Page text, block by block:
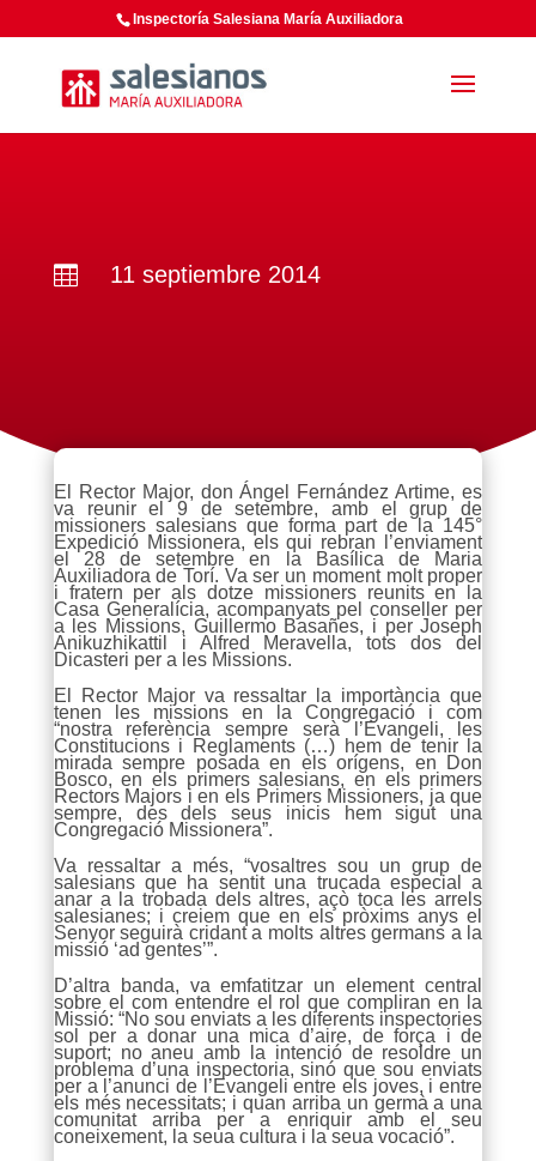
Inspectoría Salesiana María Auxiliadora
 11 septiembre 2014
El Rector Major, don Ángel Fernández Artime, es
va reunir el 9 de setembre, amb el grup de
missioners salesians que forma part de la 145°
Expedició Missionera, els qui rebran l’enviament
el 28 de setembre en la Basílica de Maria
Auxiliadora de Torí. Va ser un moment molt proper
i fratern per als dotze missioners reunits en la
Casa Generalícia, acompanyats pel conseller per
a les Missions, Guillermo Basañes, i per Joseph
Anikuzhikattil i Alfred Meravella, tots dos del
Dicasteri per a les Missions.
El Rector Major va ressaltar la importància que
tenen les missions en la Congregació i com
“nostra referència sempre serà l’Evangeli, les
Constitucions i Reglaments (…) hem de tenir la
mirada sempre posada en els orígens, en Don
Bosco, en els primers salesians, en els primers
Rectors Majors i en els Primers Missioners, ja que
sempre, des dels seus inicis hem sigut una
Congregació Missionera”.
Va ressaltar a més, “vosaltres sou un grup de
salesians que ha sentit una trucada especial a
anar a la trobada dels altres, açò toca les arrels
salesianes; i creiem que en els pròxims anys el
Senyor seguirà cridant a molts altres germans a la
missió ‘ad gentes’”.
D’altra banda, va emfatitzar un element central
sobre el com entendre el rol que compliran en la
Missió: “No sou enviats a les diferents inspectories
sol per a donar una mica d’aire, de força i de
suport; no aneu amb la intenció de resoldre un
problema d’una inspectoria, sinó que sou enviats
per a l’anunci de l’Evangeli entre els joves, i entre
els més necessitats; i quan arriba un germà a una
comunitat arriba per a enriquir amb el seu
coneixement, la seua cultura i la seua vocació”.